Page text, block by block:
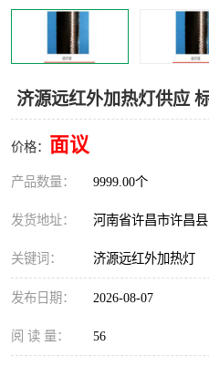
济源远红外加热灯供应
价格： 面议
产品数量： 9999.00个
发货地址： 河南省许昌市许昌县
关键词： 济源远红外加热灯
发布日期： 2026-08-07
阅 读 量： 56
快速红外辐射聚焦炉